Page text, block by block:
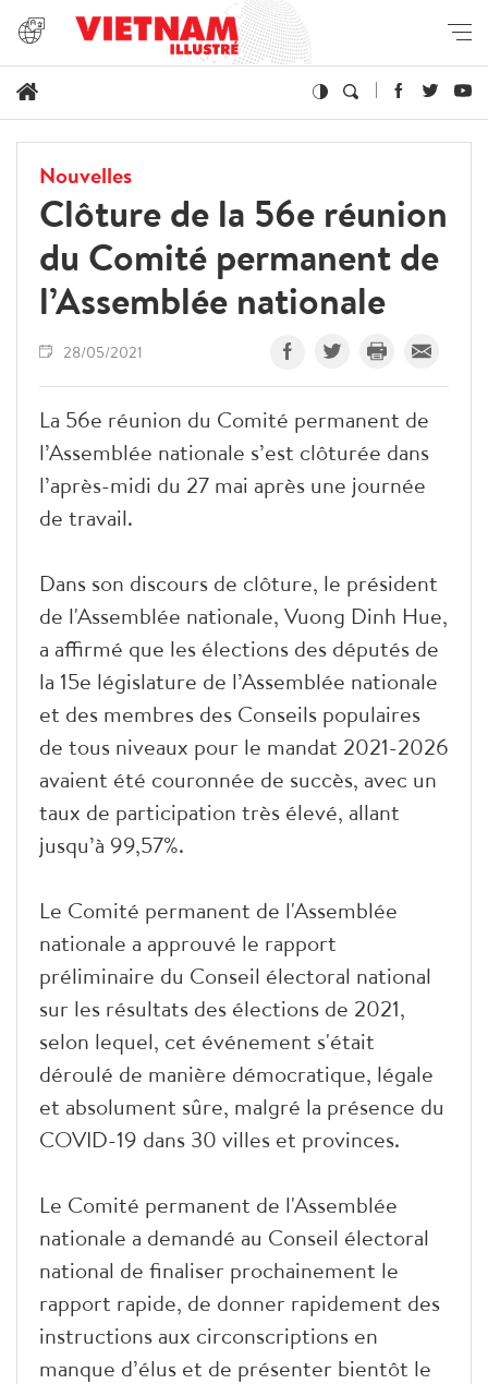
Nouvelles
Clôture de la 56e réunion
du Comité permanent de
l’Assemblée nationale
28/05/2021
La 56e réunion du Comité permanent de
l’Assemblée nationale s’est clôturée dans
l’après-midi du 27 mai après une journée
de travail.
Dans son discours de clôture, le président
de l'Assemblée nationale, Vuong Dinh Hue,
a affirmé que les élections des députés de
la 15e législature de l’Assemblée nationale
et des membres des Conseils populaires
de tous niveaux pour le mandat 2021-2026
avaient été couronnée de succès, avec un
taux de participation très élevé, allant
jusqu’à 99,57%.
Le Comité permanent de l'Assemblée
nationale a approuvé le rapport
préliminaire du Conseil électoral national
sur les résultats des élections de 2021,
selon lequel, cet événement s'était
déroulé de manière démocratique, légale
et absolument sûre, malgré la présence du
COVID-19 dans 30 villes et provinces.
Le Comité permanent de l'Assemblée
nationale a demandé au Conseil électoral
national de finaliser prochainement le
rapport rapide, de donner rapidement des
instructions aux circonscriptions en
manque d’élus et de présenter bientôt le